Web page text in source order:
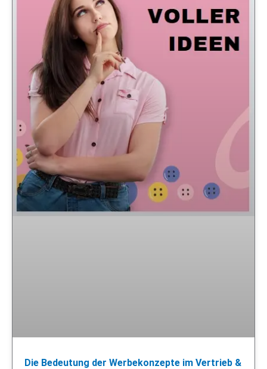
Die Bedeutung der Werbekonzepte im Vertrieb &